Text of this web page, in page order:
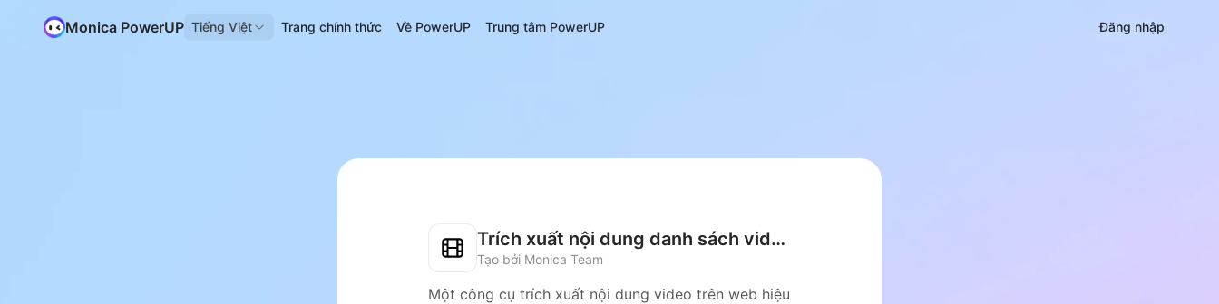
Monica PowerUP Tiếng Việt Trang chính thức Về PowerUP Trung tâm PowerUP Đăng nhập
Trích xuất nội dung danh sách video
Tạo bởi Monica Team
Một công cụ trích xuất nội dung video trên web hiệu